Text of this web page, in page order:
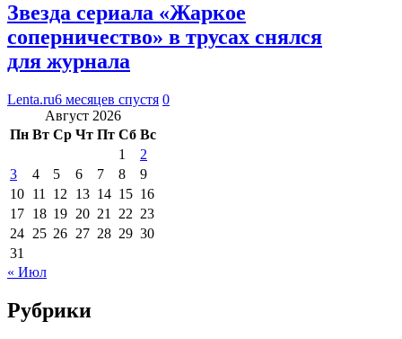
Звезда сериала «Жаркое
соперничество» в трусах снялся
для журнала
Lenta.ru6 месяцев спустя 0
Август 2026
Пн Вт Ср Чт Пт Сб Вс
1
2
3
4 5 6 7 8
9
10 11 12 13 14 15 16
17 18 19 20 21 22 23
24 25 26 27 28 29 30
31
« Июл
Рубрики